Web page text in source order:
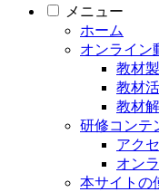
メニュー
ホーム
オンライン
教材
教材
教材
研修コンテ
アク
オン
本サイトの